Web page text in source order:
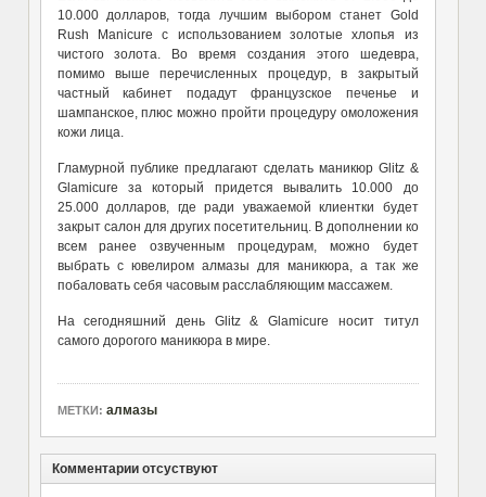
10.000 долларов, тогда лучшим выбором станет Gold
Rush Manicure с использованием золотые хлопья из
чистого золота. Во время создания этого шедевра,
помимо выше перечисленных процедур, в закрытый
частный кабинет подадут французское печенье и
шампанское, плюс можно пройти процедуру омоложения
кожи лица.
Гламурной публике предлагают сделать маникюр Glitz &
Glamicure за который придется вывалить 10.000 до
25.000 долларов, где ради уважаемой клиентки будет
закрыт салон для других посетительниц. В дополнении ко
всем ранее озвученным процедурам, можно будет
выбрать с ювелиром алмазы для маникюра, а так же
побаловать себя часовым расслабляющим массажем.
На сегодняшний день Glitz & Glamicure носит титул
самого дорогого маникюра в мире.
МЕТКИ: алмазы
Комментарии отсуствуют